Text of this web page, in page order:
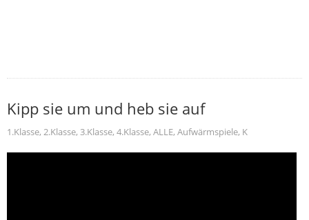
Kipp sie um und heb sie auf
1.Klasse, 2.Klasse, 3.Klasse, 4.Klasse, ALLE, Aufwärmspiele, K